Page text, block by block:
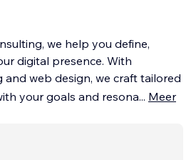
we help you define,
digital presence. With
web design, we craft tailored
your goals and resona... Meer